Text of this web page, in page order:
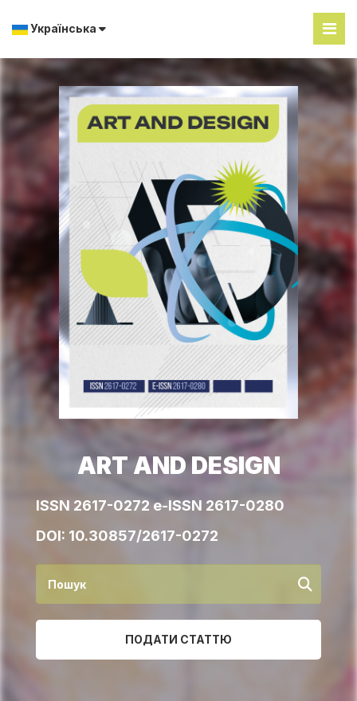
Українська
ART AND DESIGN
ISSN 2617-0272 e-ISSN 2617-0280
DOI: 10.30857/2617-0272
ПОДАТИ СТАТТЮ